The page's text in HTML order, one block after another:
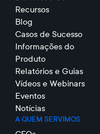
Recursos
Blog
Casos de Sucesso
Informações do
Produto
Relatórios e Guias
Vídeos e Webinars
Eventos
Notícias
A QUEM SERVIMOS